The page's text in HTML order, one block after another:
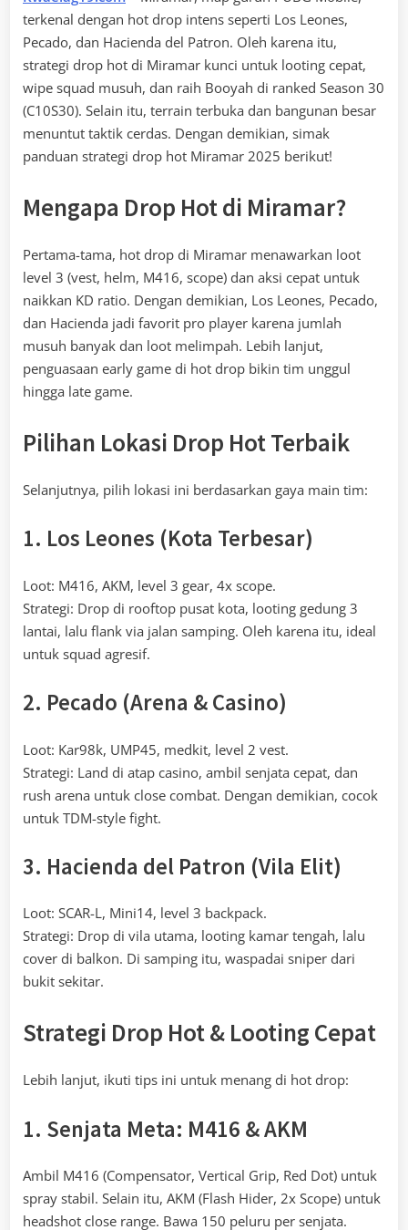
terkenal dengan hot drop intens seperti Los Leones,
Pecado, dan Hacienda del Patron. Oleh karena itu,
strategi drop hot di Miramar kunci untuk looting cepat,
wipe squad musuh, dan raih Booyah di ranked Season 30
(C10S30). Selain itu, terrain terbuka dan bangunan besar
menuntut taktik cerdas. Dengan demikian, simak
panduan strategi drop hot Miramar 2025 berikut!
Mengapa Drop Hot di Miramar?
Pertama-tama, hot drop di Miramar menawarkan loot
level 3 (vest, helm, M416, scope) dan aksi cepat untuk
naikkan KD ratio. Dengan demikian, Los Leones, Pecado,
dan Hacienda jadi favorit pro player karena jumlah
musuh banyak dan loot melimpah. Lebih lanjut,
penguasaan early game di hot drop bikin tim unggul
hingga late game.
Pilihan Lokasi Drop Hot Terbaik
Selanjutnya, pilih lokasi ini berdasarkan gaya main tim:
1. Los Leones (Kota Terbesar)
Loot: M416, AKM, level 3 gear, 4x scope.
Strategi: Drop di rooftop pusat kota, looting gedung 3
lantai, lalu flank via jalan samping. Oleh karena itu, ideal
untuk squad agresif.
2. Pecado (Arena & Casino)
Loot: Kar98k, UMP45, medkit, level 2 vest.
Strategi: Land di atap casino, ambil senjata cepat, dan
rush arena untuk close combat. Dengan demikian, cocok
untuk TDM-style fight.
3. Hacienda del Patron (Vila Elit)
Loot: SCAR-L, Mini14, level 3 backpack.
Strategi: Drop di vila utama, looting kamar tengah, lalu
cover di balkon. Di samping itu, waspadai sniper dari
bukit sekitar.
Strategi Drop Hot & Looting Cepat
Lebih lanjut, ikuti tips ini untuk menang di hot drop:
1. Senjata Meta: M416 & AKM
Ambil M416 (Compensator, Vertical Grip, Red Dot) untuk
spray stabil. Selain itu, AKM (Flash Hider, 2x Scope) untuk
headshot close range. Bawa 150 peluru per senjata.